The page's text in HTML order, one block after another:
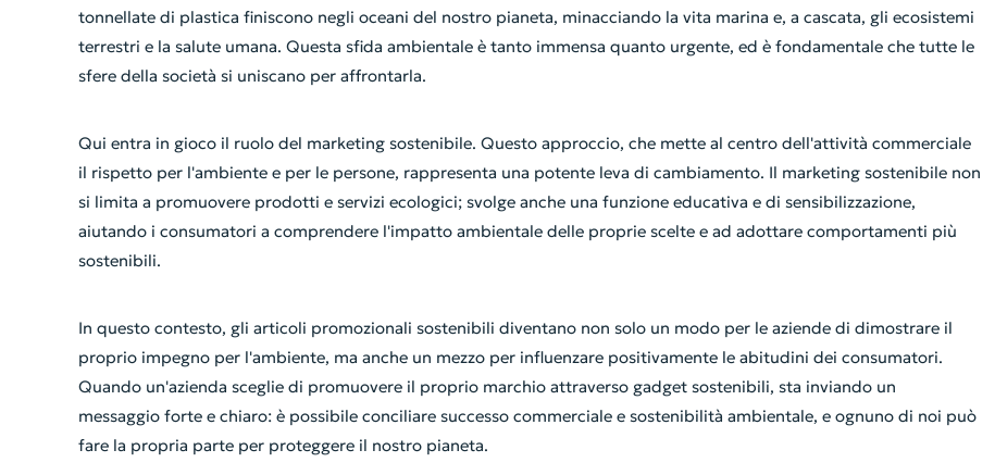
tonnellate di plastica finiscono negli oceani del nostro pianeta, minacciando la vita marina e, a cascata, gli ecosistemi
terrestri e la salute umana. Questa sfida ambientale è tanto immensa quanto urgente, ed è fondamentale che tutte le
sfere della società si uniscano per affrontarla.
Qui entra in gioco il ruolo del marketing sostenibile. Questo approccio, che mette al centro dell'attività commerciale
il rispetto per l'ambiente e per le persone, rappresenta una potente leva di cambiamento. Il marketing sostenibile non
si limita a promuovere prodotti e servizi ecologici; svolge anche una funzione educativa e di sensibilizzazione,
aiutando i consumatori a comprendere l'impatto ambientale delle proprie scelte e ad adottare comportamenti più
sostenibili.
In questo contesto, gli articoli promozionali sostenibili diventano non solo un modo per le aziende di dimostrare il
proprio impegno per l'ambiente, ma anche un mezzo per influenzare positivamente le abitudini dei consumatori.
Quando un'azienda sceglie di promuovere il proprio marchio attraverso gadget sostenibili, sta inviando un
messaggio forte e chiaro: è possibile conciliare successo commerciale e sostenibilità ambientale, e ognuno di noi può
fare la propria parte per proteggere il nostro pianeta.